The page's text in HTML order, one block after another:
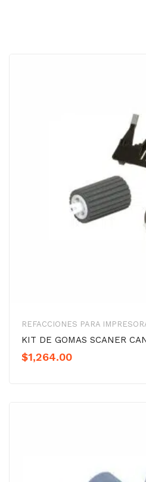
REFACCIONES PARA
KIT DE GOMAS SCANER
$1,264.00